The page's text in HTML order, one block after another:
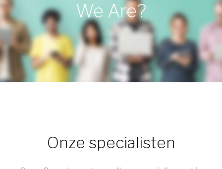
e
a
m
We Are?
Onze specialisten